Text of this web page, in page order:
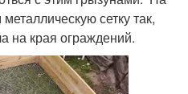
сетку так,
на края ограждений.